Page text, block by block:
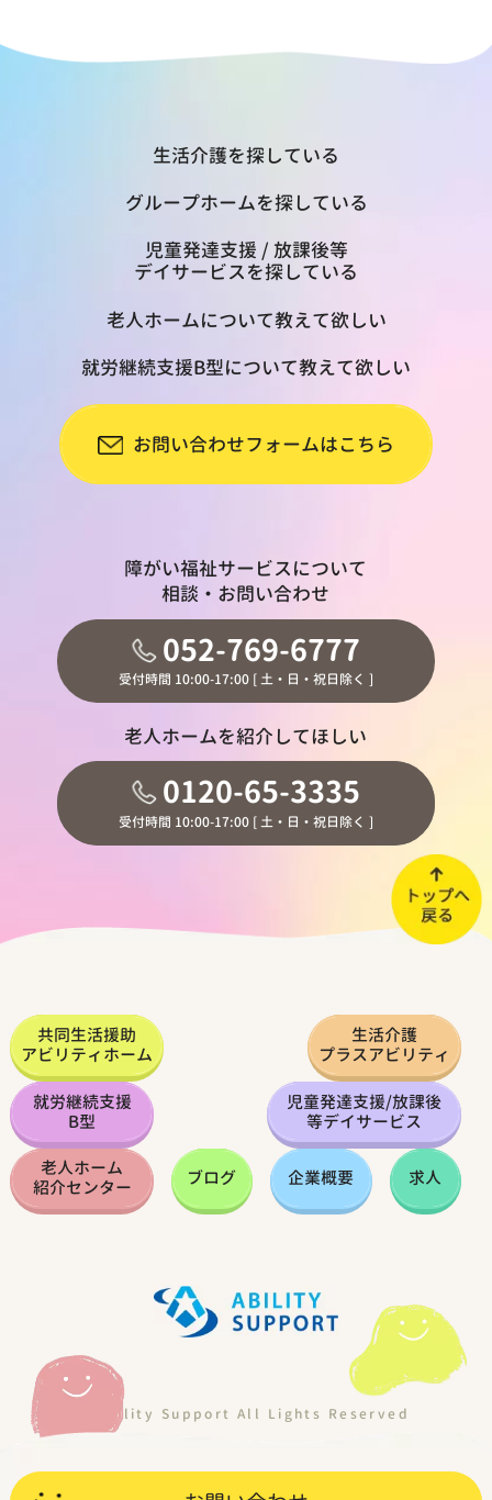
生活介護を探している
グループホームを探している
児童発達支援 / 放課後等
デイサービスを探している
老人ホームについて教えて欲しい
就労継続支援B型について教えて欲しい
お問い合わせフォームはこちら
障がい福祉サービスについて
相談・お問い合わせ
052-769-6777
受付時間 10:00-17:00 [ 土・日・祝日除く ]
老人ホームを紹介してほしい
0120-65-3335
受付時間 10:00-17:00 [ 土・日・祝日除く ]
共同生活援助
アビリティホーム
生活介護
プラスアビリティ
就労継続支援
B型
児童発達支援/放課後
等デイサービス
老人ホーム
紹介センター
ブログ 企業概要 求人
©Ability Support All Lights Reserved